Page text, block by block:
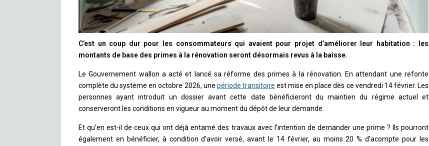
C’est un coup dur pour les consommateurs qui avaient pour projet d’améliorer leur habitation : les
montants de base des primes à la rénovation seront désormais revus à la baisse.
Le Gouvernement wallon a acté et lancé sa réforme des primes à la rénovation. En attendant une refonte
complète du système en octobre 2026, une période transitoire est mise en place dès ce vendredi 14 février. Les
personnes ayant introduit un dossier avant cette date bénéficieront du maintien du régime actuel et
conserveront les conditions en vigueur au moment du dépôt de leur demande.
Et qu’en est-il de ceux qui ont déjà entamé des travaux avec l’intention de demander une prime ? Ils pourront
également en bénéficier, à condition d’avoir versé, avant le 14 février, au moins 20 % d’acompte pour les